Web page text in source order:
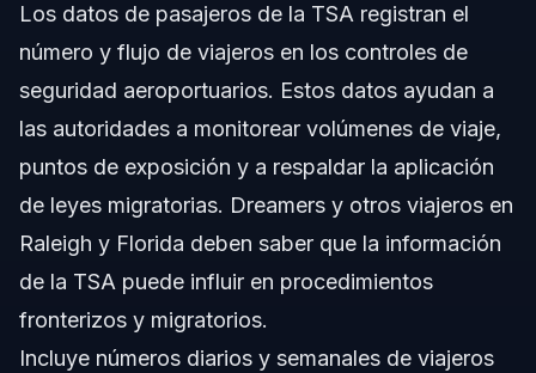
Sobre Vasquez Law Firm
Confianza y Experiencia del Abogado
Preguntas Frecuentes
¿Qué es la información de pasajeros de la TSA?
TSA por aeropuerto?
¿Cómo afecta la información de pasajeros de la TSA a
la inmigración?
Los datos de pasajeros de la TSA registran el
número y flujo de viajeros en los controles de
seguridad aeroportuarios. Estos datos ayudan a
las autoridades a monitorear volúmenes de viaje,
puntos de exposición y a respaldar la aplicación
de leyes migratorias. Dreamers y otros viajeros en
Raleigh y Florida deben saber que la información
de la TSA puede influir en procedimientos
fronterizos y migratorios.
Incluye números diarios y semanales de viajeros